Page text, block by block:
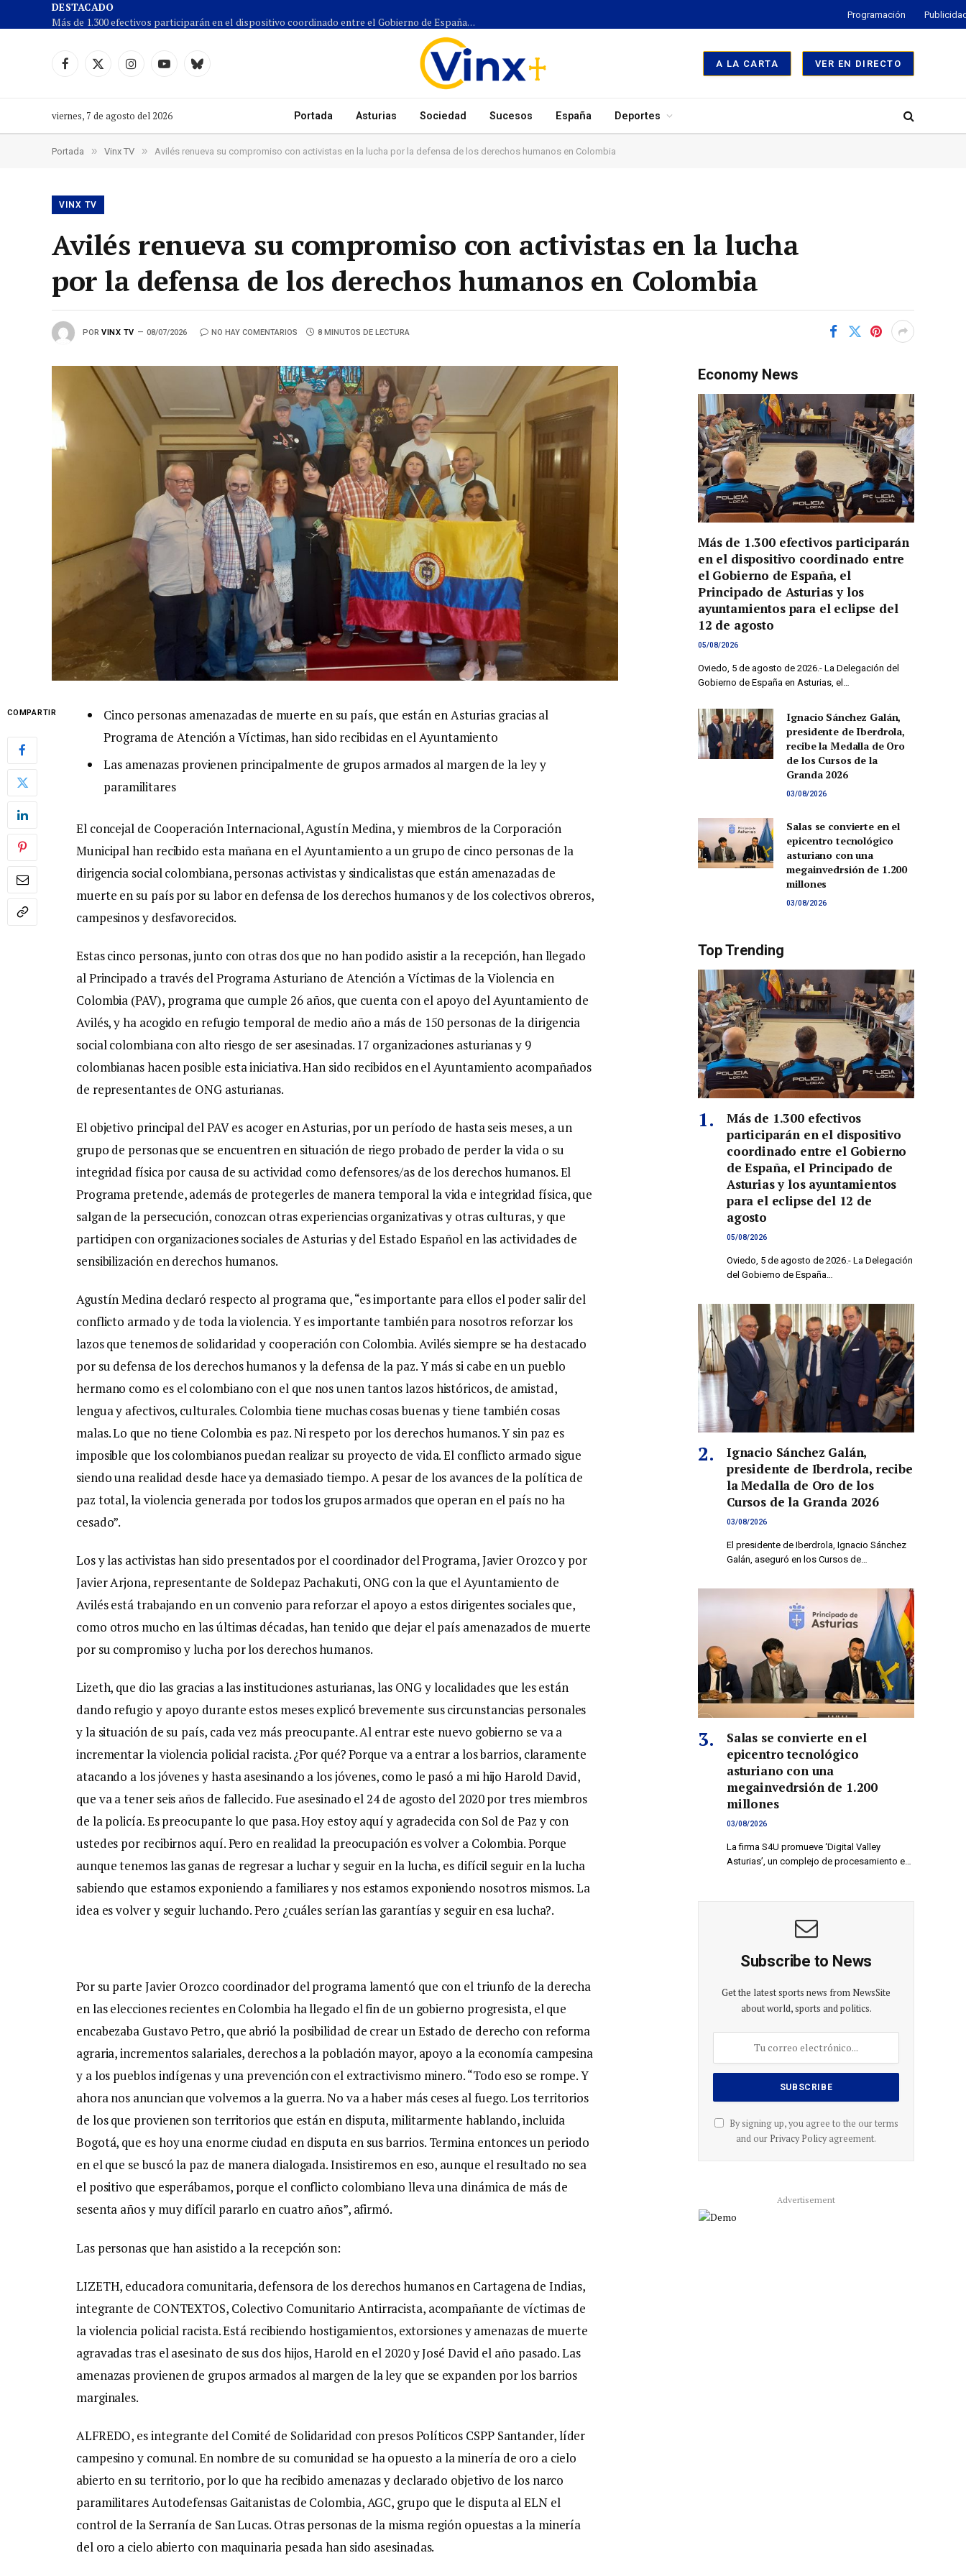
DESTACADO
Más de 1.300 efectivos participarán en el dispositivo coordinado entre el Gobierno de España, el Principado de Asturias y los ayuntamientos para el eclipse del 12 de agosto
Programación
Facebook
X
InstagramYouTubeCielo
A LA CARTA VER EN DIRECTO
viernes, 7 de agosto del 2026 Portada Asturias Sociedad Sucesos España Deportes
Portada » Vinx TV » Avilés renueva su compromiso con activistas en la lucha por la defensa de los derechos humanos en Colombia
VINX TV
Avilés renueva su compromiso con activistas en la lucha
por la defensa de los derechos humanos en Colombia
POR VINX TV 08/07/2026 NO HAY COMENTARIOS 8 MINUTOS DE LECTURA
COMPARTIR
Cinco personas amenazadas de muerte en su país, que están en Asturias gracias al
Programa de Atención a Víctimas, han sido recibidas en el Ayuntamiento
Las amenazas provienen principalmente de grupos armados al margen de la ley y
paramilitares
El concejal de Cooperación Internacional, Agustín Medina, y miembros de la Corporación
Municipal han recibido esta mañana en el Ayuntamiento a un grupo de cinco personas de la
dirigencia social colombiana, personas activistas y sindicalistas que están amenazadas de
muerte en su país por su labor en defensa de los derechos humanos y de los colectivos obreros,
campesinos y desfavorecidos.
Estas cinco personas, junto con otras dos que no han podido asistir a la recepción, han llegado
al Principado a través del Programa Asturiano de Atención a Víctimas de la Violencia en
Colombia (PAV), programa que cumple 26 años, que cuenta con el apoyo del Ayuntamiento de
Avilés, y ha acogido en refugio temporal de medio año a más de 150 personas de la dirigencia
social colombiana con alto riesgo de ser asesinadas. 17 organizaciones asturianas y 9
colombianas hacen posible esta iniciativa. Han sido recibidos en el Ayuntamiento acompañados
de representantes de ONG asturianas.
El objetivo principal del PAV es acoger en Asturias, por un período de hasta seis meses, a un
grupo de personas que se encuentren en situación de riego probado de perder la vida o su
integridad física por causa de su actividad como defensores/as de los derechos humanos. El
Programa pretende, además de protegerles de manera temporal la vida e integridad física, que
salgan de la persecución, conozcan otras experiencias organizativas y otras culturas, y que
participen con organizaciones sociales de Asturias y del Estado Español en las actividades de
sensibilización en derechos humanos.
Agustín Medina declaró respecto al programa que, “es importante para ellos el poder salir del
conflicto armado y de toda la violencia. Y es importante también para nosotros reforzar los
lazos que tenemos de solidaridad y cooperación con Colombia. Avilés siempre se ha destacado
por su defensa de los derechos humanos y la defensa de la paz. Y más si cabe en un pueblo
hermano como es el colombiano con el que nos unen tantos lazos históricos, de amistad,
lengua y afectivos, culturales. Colombia tiene muchas cosas buenas y tiene también cosas
malas. Lo que no tiene Colombia es paz. Ni respeto por los derechos humanos. Y sin paz es
imposible que los colombianos puedan realizar su proyecto de vida. El conflicto armado sigue
siendo una realidad desde hace ya demasiado tiempo. A pesar de los avances de la política de
paz total, la violencia generada por todos los grupos armados que operan en el país no ha
cesado”.
Los y las activistas han sido presentados por el coordinador del Programa, Javier Orozco y por
Javier Arjona, representante de Soldepaz Pachakuti, ONG con la que el Ayuntamiento de
Avilés está trabajando en un convenio para reforzar el apoyo a estos dirigentes sociales que,
como otros mucho en las últimas décadas, han tenido que dejar el país amenazados de muerte
por su compromiso y lucha por los derechos humanos.
Lizeth, que dio las gracias a las instituciones asturianas, las ONG y localidades que les están
dando refugio y apoyo durante estos meses explicó brevemente sus circunstancias personales
y la situación de su país, cada vez más preocupante. Al entrar este nuevo gobierno se va a
incrementar la violencia policial racista. ¿Por qué? Porque va a entrar a los barrios, claramente
atacando a los jóvenes y hasta asesinando a los jóvenes, como le pasó a mi hijo Harold David,
que va a tener seis años de fallecido. Fue asesinado el 24 de agosto del 2020 por tres miembros
de la policía. Es preocupante lo que pasa. Hoy estoy aquí y agradecida con Sol de Paz y con
ustedes por recibirnos aquí. Pero en realidad la preocupación es volver a Colombia. Porque
aunque tenemos las ganas de regresar a luchar y seguir en la lucha, es difícil seguir en la lucha
sabiendo que estamos exponiendo a familiares y nos estamos exponiendo nosotros mismos. La
idea es volver y seguir luchando. Pero ¿cuáles serían las garantías y seguir en esa lucha?.
Por su parte Javier Orozco coordinador del programa lamentó que con el triunfo de la derecha
en las elecciones recientes en Colombia ha llegado el fin de un gobierno progresista, el que
encabezaba Gustavo Petro, que abrió la posibilidad de crear un Estado de derecho con reforma
agraria, incrementos salariales, derechos a la población mayor, apoyo a la economía campesina
y a los pueblos indígenas y una prevención con el extractivismo minero. “Todo eso se rompe. Y
ahora nos anuncian que volvemos a la guerra. No va a haber más ceses al fuego. Los territorios
de los que provienen son territorios que están en disputa, militarmente hablando, incluida
Bogotá, que es hoy una enorme ciudad en disputa en sus barrios. Termina entonces un periodo
en el que se buscó la paz de manera dialogada. Insistiremos en eso, aunque el resultado no sea
el positivo que esperábamos, porque el conflicto colombiano lleva una dinámica de más de
sesenta años y muy difícil pararlo en cuatro años”, afirmó.
Las personas que han asistido a la recepción son:
LIZETH, educadora comunitaria, defensora de los derechos humanos en Cartagena de Indias,
integrante de CONTEXTOS, Colectivo Comunitario Antirracista, acompañante de víctimas de
la violencia policial racista. Está recibiendo hostigamientos, extorsiones y amenazas de muerte
agravadas tras el asesinato de sus dos hijos, Harold en el 2020 y José David el año pasado. Las
amenazas provienen de grupos armados al margen de la ley que se expanden por los barrios
marginales.
ALFREDO, es integrante del Comité de Solidaridad con presos Políticos CSPP Santander, líder
campesino y comunal. En nombre de su comunidad se ha opuesto a la minería de oro a cielo
abierto en su territorio, por lo que ha recibido amenazas y declarado objetivo de los narco
paramilitares Autodefensas Gaitanistas de Colombia, AGC, grupo que le disputa al ELN el
control de la Serranía de San Lucas. Otras personas de la misma región opuestas a la minería
del oro a cielo abierto con maquinaria pesada han sido asesinadas.
Economy News
Más de 1.300 efectivos participarán
en el dispositivo coordinado entre
el Gobierno de España, el
Principado de Asturias y los
ayuntamientos para el eclipse del
12 de agosto
05/08/2026
Oviedo, 5 de agosto de 2026.- La Delegación del
Gobierno de España en Asturias, el…
Ignacio Sánchez Galán,
presidente de Iberdrola,
recibe la Medalla de Oro
de los Cursos de la
Granda 2026
03/08/2026
Salas se convierte en el
epicentro tecnológico
asturiano con una
megainvedrsión de 1.200
millones
03/08/2026
Top Trending
Más de 1.300 efectivos
participarán en el dispositivo
coordinado entre el Gobierno
de España, el Principado de
Asturias y los ayuntamientos
para el eclipse del 12 de
agosto
05/08/2026
Oviedo, 5 de agosto de 2026.- La Delegación
del Gobierno de España…
Ignacio Sánchez Galán,
presidente de Iberdrola, recibe
la Medalla de Oro de los
Cursos de la Granda 2026
03/08/2026
El presidente de Iberdrola, Ignacio Sánchez
Galán, aseguró en los Cursos de…
Salas se convierte en el
epicentro tecnológico
asturiano con una
megainvedrsión de 1.200
millones
03/08/2026
La firma S4U promueve ‘Digital Valley
Asturias’, un complejo de procesamiento e…
Subscribe to News
Get the latest sports news from NewsSite
about world, sports and politics.
By signing up, you agree to the our terms
and our Privacy Policyagreement.
Advertisement